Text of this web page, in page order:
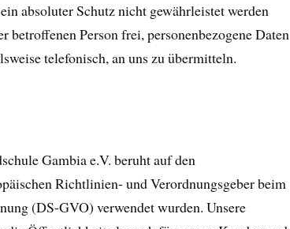
absoluter Schutz nicht gewährleistet werden
betroffenen Person frei, personenbezogene Daten
telefonisch, an uns zu übermitteln.
Gambia e.V. beruht auf den
Richtlinien- und Verordnungsgeber beim
(DS-GVO) verwendet wurden. Unsere